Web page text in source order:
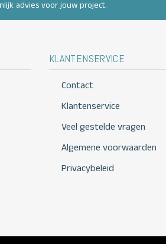
advies voor jouw project.
KLANTENSERVICE
Contact
Klantenservice
Veel gestelde vragen
Algemene voorwaarden
Privacybeleid